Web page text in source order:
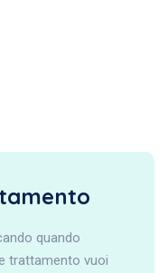
quando
trattamento vuoi